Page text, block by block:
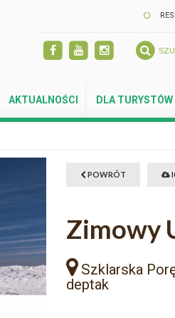
AKTUALNOŚCI DLA TURYSTÓW
POWRÓT
Zimowy
Szklarska
deptak